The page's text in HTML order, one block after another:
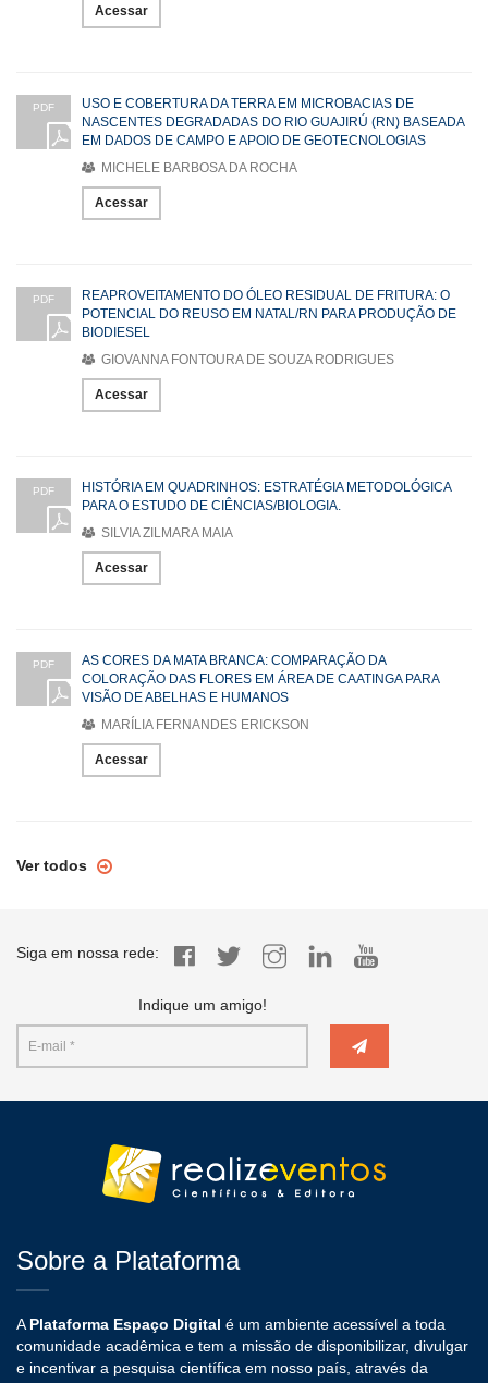
Acessar
PDF
USO E COBERTURA DA TERRA EM MICROBACIAS DE
NASCENTES DEGRADADAS DO RIO GUAJIRÚ (RN) BASEADA
EM DADOS DE CAMPO E APOIO DE GEOTECNOLOGIAS
MICHELE BARBOSA DA ROCHA
Acessar
PDF
REAPROVEITAMENTO DO ÓLEO RESIDUAL DE FRITURA: O
POTENCIAL DO REUSO EM NATAL/RN PARA PRODUÇÃO DE
BIODIESEL
GIOVANNA FONTOURA DE SOUZA RODRIGUES
Acessar
PDF
HISTÓRIA EM QUADRINHOS: ESTRATÉGIA METODOLÓGICA
PARA O ESTUDO DE CIÊNCIAS/BIOLOGIA.
SILVIA ZILMARA MAIA
Acessar
PDF
AS CORES DA MATA BRANCA: COMPARAÇÃO DA
COLORAÇÃO DAS FLORES EM ÁREA DE CAATINGA PARA
VISÃO DE ABELHAS E HUMANOS
MARÍLIA FERNANDES ERICKSON
Acessar
Ver todos
Siga em nossa rede:
Indique um amigo!
Sobre a Plataforma
A Plataforma Espaço Digital é um ambiente acessível a toda
comunidade acadêmica e tem a missão de disponibilizar, divulgar
e incentivar a pesquisa científica em nosso país, através da